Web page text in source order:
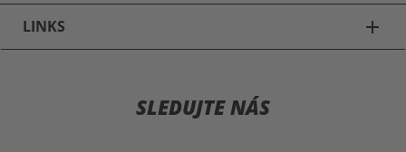
LINKS add
SLEDUJTE NÁS